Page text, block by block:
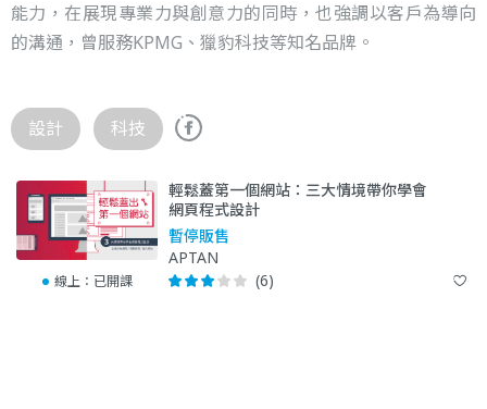
能力，在展現專業力與創意力的同時，也強調以客戶為導向
的溝通，曾服務KPMG、獵豹科技等知名品牌。
設計 科技
線上： 已開課
輕鬆蓋第一個網站：三大情境帶你學會
網頁程式設計
暫停販售
APTAN
(6)